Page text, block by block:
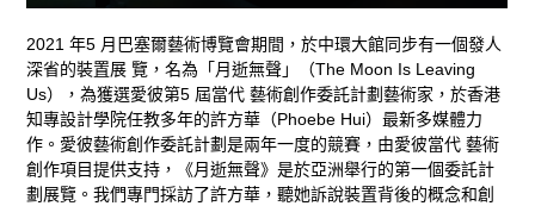
2021 年5 月巴塞爾藝術博覽會期間，於中環大館同步有一個發人
深省的裝置展 覽，名為「月逝無聲」（The Moon Is Leaving
Us），為獲選愛彼第5 屆當代 藝術創作委託計劃藝術家，於香港
知專設計學院任教多年的許方華（Phoebe Hui）最新多媒體力
作。愛彼藝術創作委託計劃是兩年一度的競賽，由愛彼當代 藝術
創作項目提供支持，《月逝無聲》是於亞洲舉行的第一個委託計
劃展覽。我們專門採訪了許方華，聽她訴說裝置背後的概念和創